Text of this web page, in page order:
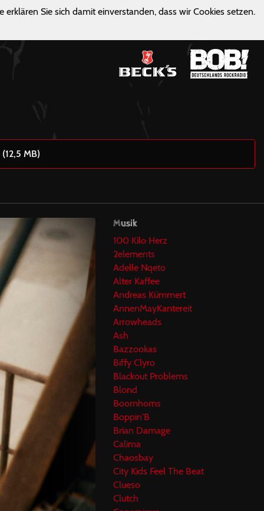
Sie sich damit einverstanden, dass wir Cookies setzen.
MB)
Musik
100 Kilo Herz
2elements
Adelle Nqeto
Alter Kaffee
Andreas Kümmert
AnnenMayKantereit
Arrowheads
Ash
Bazzookas
Biffy Clyro
Blackout Problems
Blond
Boomhorns
Boppin'B
Brian Damage
Calima
Chaosbay
City Kids Feel The Beat
Clueso
Clutch